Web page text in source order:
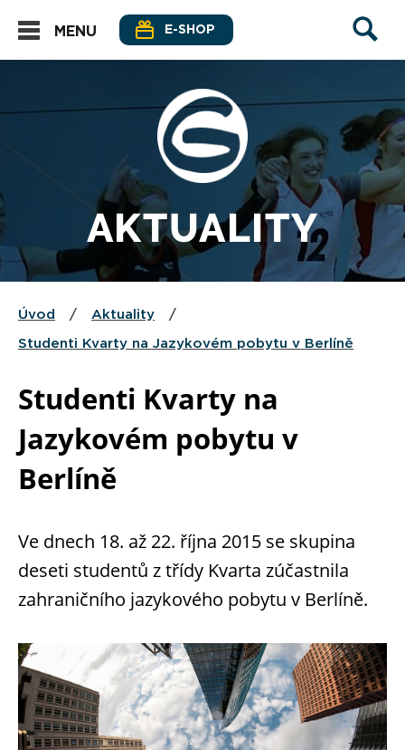
MENU E-SHOP
AKTUALITY
Úvod / Aktuality /
Studenti Kvarty na Jazykovém pobytu v Berlíně
Studenti Kvarty na
Jazykovém pobytu v
Berlíně
Ve dnech 18. až 22. října 2015 se skupina
deseti studentů z třídy Kvarta zúčastnila
zahraničního jazykového pobytu v Berlíně.